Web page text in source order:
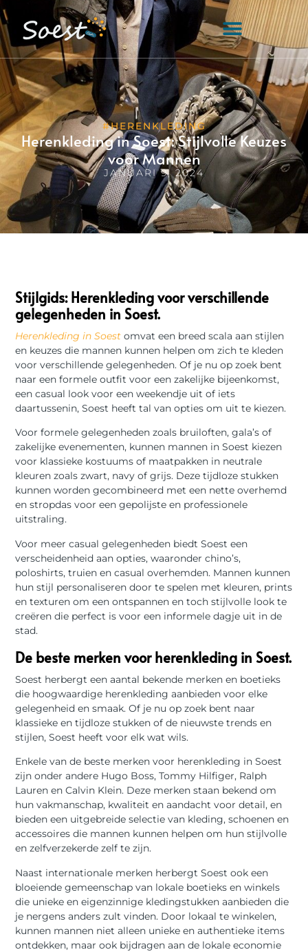
#HERENKLEDING
Herenkleding in Soest: Stijlvolle Keuzes
voor Mannen
JANUARI 9, 2024
Stijlgids: Herenkleding voor verschillende
gelegenheden in Soest.
Herenkleding in Soest omvat een breed scala aan stijlen
en keuzes die mannen kunnen helpen om zich te kleden
voor verschillende gelegenheden. Of je nu op zoek bent
naar een formele outfit voor een zakelijke bijeenkomst,
een casual look voor een weekendje uit of iets
daartussenin, Soest heeft tal van opties om uit te kiezen.
Voor formele gelegenheden zoals bruiloften, gala’s of
zakelijke evenementen, kunnen mannen in Soest kiezen
voor klassieke kostuums of maatpakken in neutrale
kleuren zoals zwart, navy of grijs. Deze tijdloze stukken
kunnen worden gecombineerd met een nette overhemd
en stropdas voor een gepolijste en professionele
uitstraling.
Voor meer casual gelegenheden biedt Soest een ​​
verscheidenheid aan opties, waaronder chino’s,
poloshirts, truien en casual overhemden. Mannen kunnen
hun stijl personaliseren door te spelen met kleuren, prints
en texturen om een ​​ontspannen en toch stijlvolle look te
creëren die perfect is voor een informele dagje uit in de
stad.
De beste merken voor herenkleding in Soest.
Soest herbergt een aantal bekende merken en boetieks
die hoogwaardige herenkleding aanbieden voor elke
gelegenheid en smaak. Of je nu op zoek bent naar
klassieke en tijdloze stukken of de nieuwste trends en
stijlen, Soest heeft voor elk wat wils.
Enkele van de beste merken voor herenkleding in Soest
zijn onder andere Hugo Boss, Tommy Hilfiger, Ralph
Lauren en Calvin Klein. Deze merken staan bekend om
hun vakmanschap, kwaliteit en aandacht voor detail, en
bieden een uitgebreide selectie van kleding, schoenen en
accessoires die mannen kunnen helpen om hun stijlvolle
en zelfverzekerde zelf te zijn.
Naast internationale merken herbergt Soest ook een
bloeiende gemeenschap van lokale boetieks en winkels
die unieke en eigenzinnige kledingstukken aanbieden die
je nergens anders zult vinden. Door lokaal te winkelen,
kunnen mannen niet alleen unieke en authentieke items
ontdekken, maar ook bijdragen aan de lokale economie